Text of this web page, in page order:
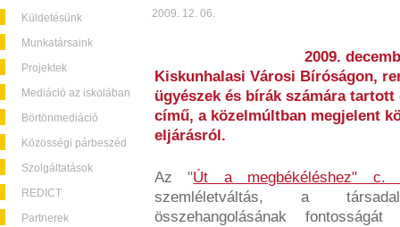
Küldetésünk
Munkatársaink
Projektek
Mediáció az iskolában
Börtönmediáció
Közösségi párbeszéd
Szolgáltatások
REDICT
Partnerek
2009. 12. 06.
2009.
Kiskunhalasi Városi Bíróságon,
ügyészek és bírák számára tartott
című, a közelmúltban megjelent
eljárásról.
Az "Út a megbékéléshez" c.
szemléletváltás, a
összehangolásának